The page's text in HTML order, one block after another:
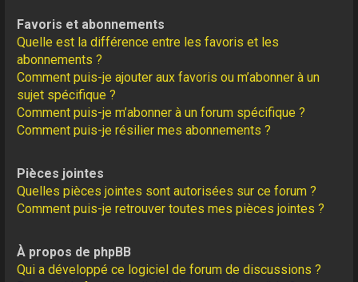
Favoris et abonnements
Quelle est la différence entre les favoris et les
abonnements ?
Comment puis-je ajouter aux favoris ou m’abonner à un
sujet spécifique ?
Comment puis-je m’abonner à un forum spécifique ?
Comment puis-je résilier mes abonnements ?
Pièces jointes
Quelles pièces jointes sont autorisées sur ce forum ?
Comment puis-je retrouver toutes mes pièces jointes ?
À propos de phpBB
Qui a développé ce logiciel de forum de discussions ?